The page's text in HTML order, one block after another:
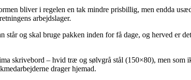
bliver i regelen en tak mindre prisbillig, men endda
arbejdslager.
og skal bruge pakken inden for få dage, og herved er
skrivebord – hvid træ og sølvgrå stål (150×80), men som
drager hjemad.